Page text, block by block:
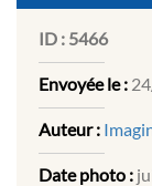
ID : 5466
Envoyée le :
Auteur :
Date photo :